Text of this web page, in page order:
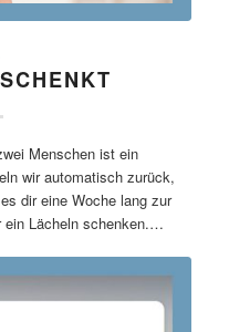
Menschen ist ein
wir automatisch zurück,
dir eine Woche lang zur
ein Lächeln schenken.…